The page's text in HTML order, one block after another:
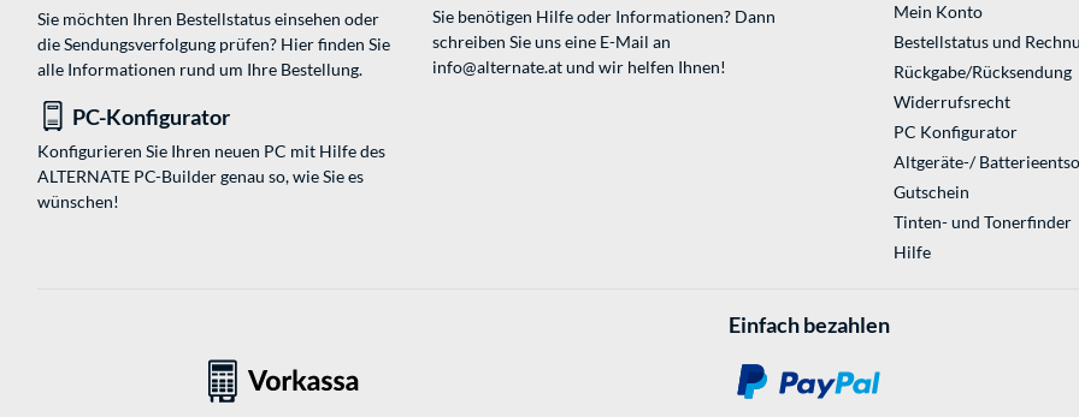
Sie möchten Ihren Bestellstatus einsehen oder
die Sendungsverfolgung prüfen? Hier finden Sie
alle Informationen rund um Ihre Bestellung.
Sie benötigen Hilfe oder Informationen? Dann
schreiben Sie uns eine E-Mail an
info@alternate.atund wir helfen Ihnen!
PC-Konfigurator
Konfigurieren Sie Ihren neuen PC mit Hilfe des
ALTERNATE PC-Builder genau so, wie Sie es
wünschen!
Mein Konto
Bestellstatus und
Rückgabe/Rücksendung
Widerrufsrecht
PC Konfigurator
Altgeräte-/
Gutschein
Tinten- und Tonerfinder
Hilfe
Einfach bezahlen